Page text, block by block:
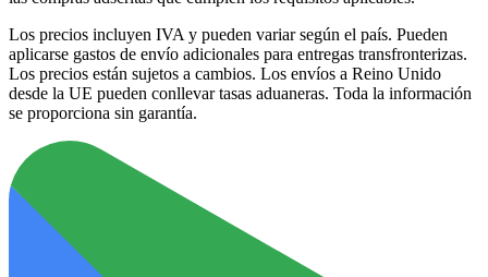
Los precios incluyen IVA y pueden variar según el país. Pueden
aplicarse gastos de envío adicionales para entregas transfronterizas.
Los precios están sujetos a cambios. Los envíos a Reino Unido
desde la UE pueden conllevar tasas aduaneras. Toda la información
se proporciona sin garantía.